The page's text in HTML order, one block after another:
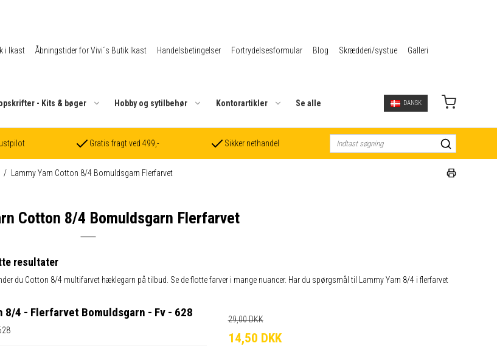
i Ikast Åbningstider for Vivi´s Butik Ikast Handelsbetingelser Fortrydelsesformular Blog Skrædderi/systue
Galleri
- Kits & bøger Hobby og sytilbehør Kontorartikler Se alle DANSK
Gratis fragt ved 499,- Sikker nethandel
/ Lammy Yarn Cotton 8/4 Bomuldsgarn Flerfarvet
Cotton 8/4 Bomuldsgarn Flerfarvet
resultater
du Cotton 8/4 multifarvet hæklegarn på tilbud. Se de flotte farver i mange nuancer. Har du spørgsmål til Lammy Yarn 8/4 i flerfarvet
8/4 - Flerfarvet Bomuldsgarn - Fv - 628 29,00 DKK
14,50 DKK